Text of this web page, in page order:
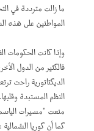
ما زالت مترددة في
المواطنين على هذه
وإذا كانت الحكومات
فالكثير من الدول
الديكتاتورية راحت
النظم المستبدة
منعت "مسيرات
كما أن كوريا